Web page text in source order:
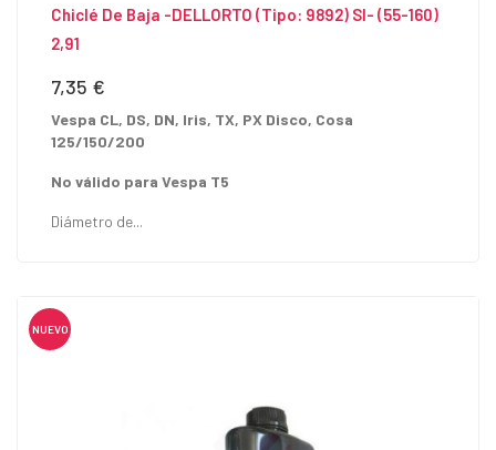
Chiclé De Baja -DELLORTO (tipo: 9892) SI- (55-160)
2,91
Precio
7,35 €
Vespa CL, DS, DN, Iris, TX, PX Disco, Cosa
125/150/200
No válido para Vespa T5
Diámetro de...
NUEVO